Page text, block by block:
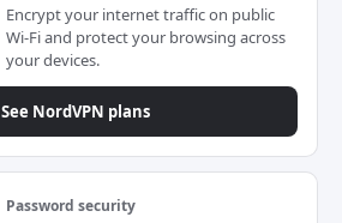
Encrypt your internet traffic on public
Wi-Fi and protect your browsing across
your devices.
See NordVPN plans
Password security